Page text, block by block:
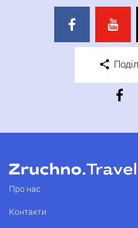
Про нас
Контакти